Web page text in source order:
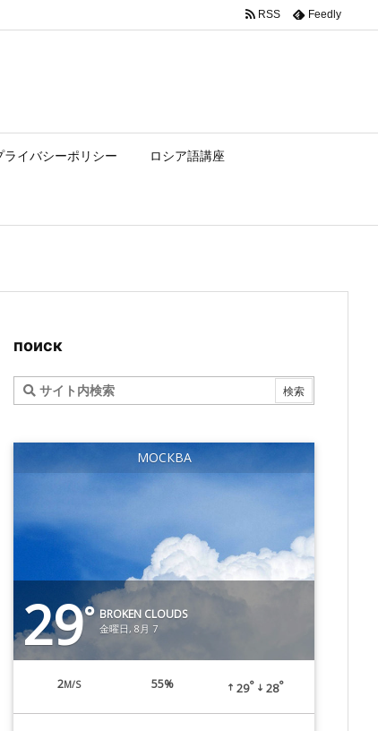
ライバシーポリシー ロシア語講座
RSS Feedly
поиск
МОСКВА
29° BROKEN CLOUDS
金曜日, 8月 7
2M/S 55% 29° 28°